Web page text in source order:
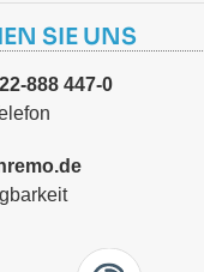
SIE UNS
888 447-0